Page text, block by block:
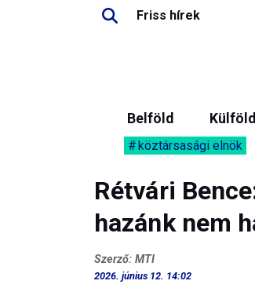
Friss hírek
Belföld Külföld
köztársasági elnök
Rétvári
hazánk nem
Szerző: MTI
2026. június 12. 14:02